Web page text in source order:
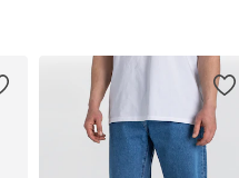
Lägg till i varukorgen